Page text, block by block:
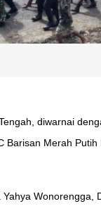
diwarnai
Merah
Wonorengga,